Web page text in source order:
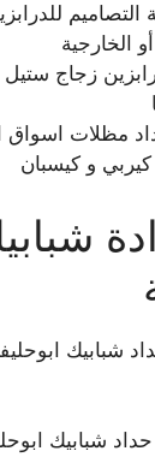
التصاميم
أو الخارجية
زجاج ستيل
مظلات اسواق
و كيسبان
شبابيك
شبابيك